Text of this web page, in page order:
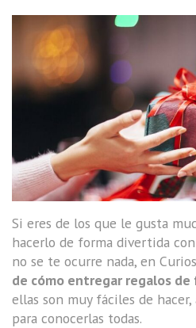
Si eres de los que le gusta
hacerlo de forma divertida
no se te ocurre nada, en
de cómo entregar regalos
ellas son muy fáciles de
para conocerlas todas.